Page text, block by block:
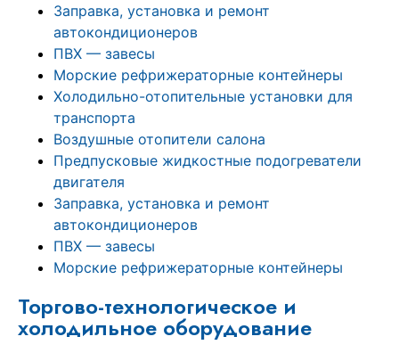
Заправка, установка и ремонт
автокондиционеров
ПВХ — завесы
Морские рефрижераторные контейнеры
Холодильно-отопительные установки для
транспорта
Воздушные отопители салона
Предпусковые жидкостные подогреватели
двигателя
Заправка, установка и ремонт
автокондиционеров
ПВХ — завесы
Морские рефрижераторные контейнеры
Торгово-технологическое и
холодильное оборудование